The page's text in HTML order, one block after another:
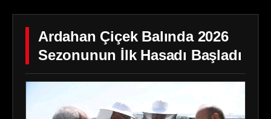
Ardahan Çiçek Balında 2026
Sezonunun İlk Hasadı Başladı